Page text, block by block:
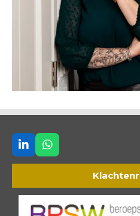
L
i
e
W
h
s
A